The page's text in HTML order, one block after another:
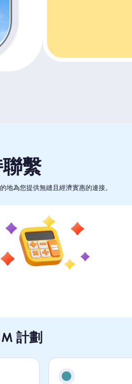
繫
地為您提供無縫且經濟實惠的連接。
計劃